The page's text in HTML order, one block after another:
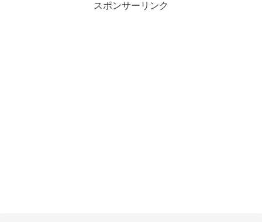
スポンサーリンク